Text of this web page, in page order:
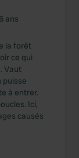
ans
la forêt
ce qui
Vaut
puisse
à entrer.
Ici,
causés